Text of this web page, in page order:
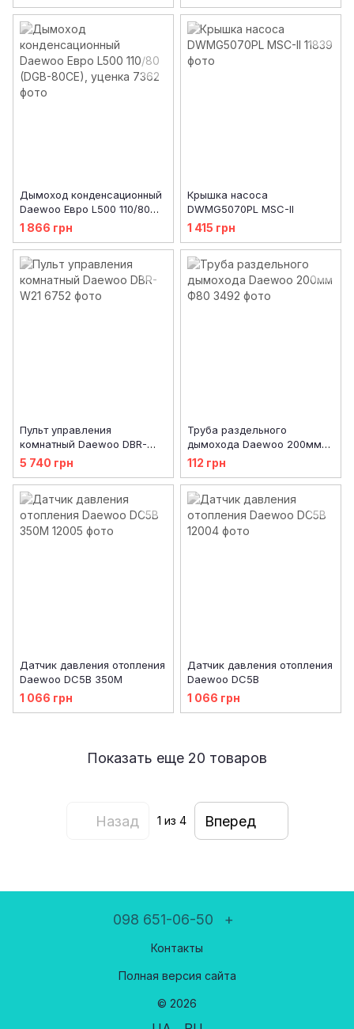
Дымоход конденсационный
Daewoo Евро L500 110/80
(DGB-80CE), уценка
1 866 грн
Крышка насоса
DWMG5070PL MSC-II
1 415 грн
Пульт управления
комнатный Daewoo DBR-
W21
5 740 грн
Труба раздельного
дымохода Daewoo 200мм
Ф80
112 грн
Датчик давления отопления
Daewoo DC5B 350М
1 066 грн
Датчик давления отопления
Daewoo DC5B
1 066 грн
Показать еще 20 товаров
Назад 1 из 4 Вперед
098 651-06-50 +
Контакты
Полная версия сайта
© 2026